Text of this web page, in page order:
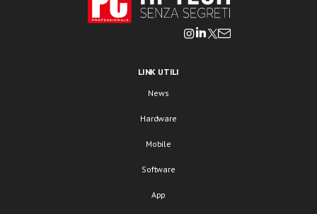
LINK UTILI
News
Hardware
Mobile
Software
App